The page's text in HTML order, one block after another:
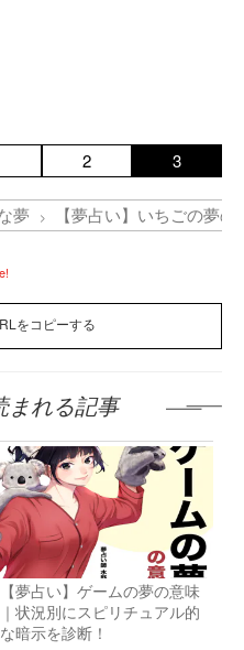
2 3
夢 【夢占い】いちごの夢
をコピーする
まれる記事
【夢占い】ゲームの夢の意味
｜状況別にスピリチュアル的
な暗示を診断！